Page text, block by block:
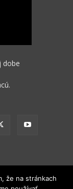
dobe
že na stránkach